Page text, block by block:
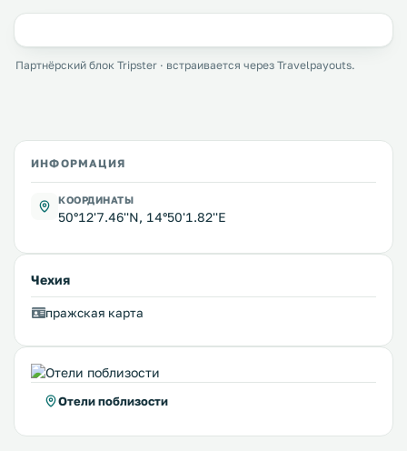
Партнёрский блок Tripster · встраивается через Travelpayouts.
ИНФОРМАЦИЯ
КООРДИНАТЫ
50°12'7.46''N, 14°50'1.82''E
Чехия
пражская карта
Отели поблизости